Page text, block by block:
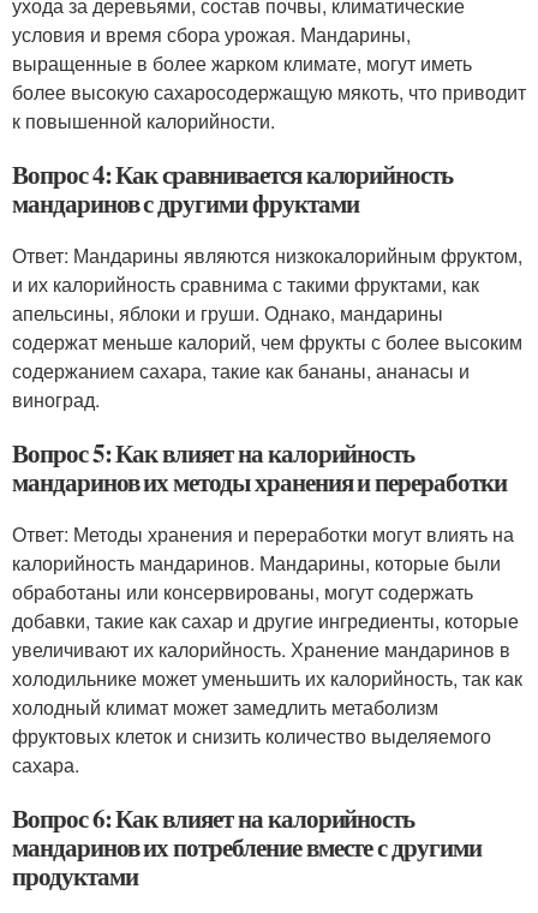
условия и время сбора урожая. Мандарины,
выращенные в более жарком климате, могут иметь
более высокую сахаросодержащую мякоть, что приводит
к повышенной калорийности.
Вопрос 4: Как сравнивается калорийность
мандаринов с другими фруктами
Ответ: Мандарины являются низкокалорийным фруктом,
и их калорийность сравнима с такими фруктами, как
апельсины, яблоки и груши. Однако, мандарины
содержат меньше калорий, чем фрукты с более высоким
содержанием сахара, такие как бананы, ананасы и
виноград.
Вопрос 5: Как влияет на калорийность
мандаринов их методы хранения и переработки
Ответ: Методы хранения и переработки могут влиять на
калорийность мандаринов. Мандарины, которые были
обработаны или консервированы, могут содержать
добавки, такие как сахар и другие ингредиенты, которые
увеличивают их калорийность. Хранение мандаринов в
холодильнике может уменьшить их калорийность, так как
холодный климат может замедлить метаболизм
фруктовых клеток и снизить количество выделяемого
сахара.
Вопрос 6: Как влияет на калорийность
мандаринов их потребление вместе с другими
продуктами